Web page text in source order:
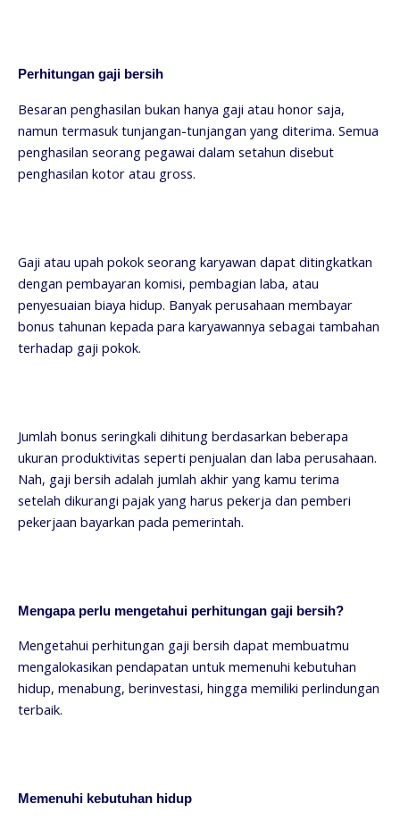
Perhitungan gaji bersih
Besaran penghasilan bukan hanya gaji atau honor saja,
namun termasuk tunjangan-tunjangan yang diterima. Semua
penghasilan seorang pegawai dalam setahun disebut
penghasilan kotor atau gross.
Gaji atau upah pokok seorang karyawan dapat ditingkatkan
dengan pembayaran komisi, pembagian laba, atau
penyesuaian biaya hidup. Banyak perusahaan membayar
bonus tahunan kepada para karyawannya sebagai tambahan
terhadap gaji pokok.
Jumlah bonus seringkali dihitung berdasarkan beberapa
ukuran produktivitas seperti penjualan dan laba perusahaan.
Nah, gaji bersih adalah jumlah akhir yang kamu terima
setelah dikurangi pajak yang harus pekerja dan pemberi
pekerjaan bayarkan pada pemerintah.
Mengapa perlu mengetahui perhitungan gaji bersih?
Mengetahui perhitungan gaji bersih dapat membuatmu
mengalokasikan pendapatan untuk memenuhi kebutuhan
hidup, menabung, berinvestasi, hingga memiliki perlindungan
terbaik.
Memenuhi kebutuhan hidup